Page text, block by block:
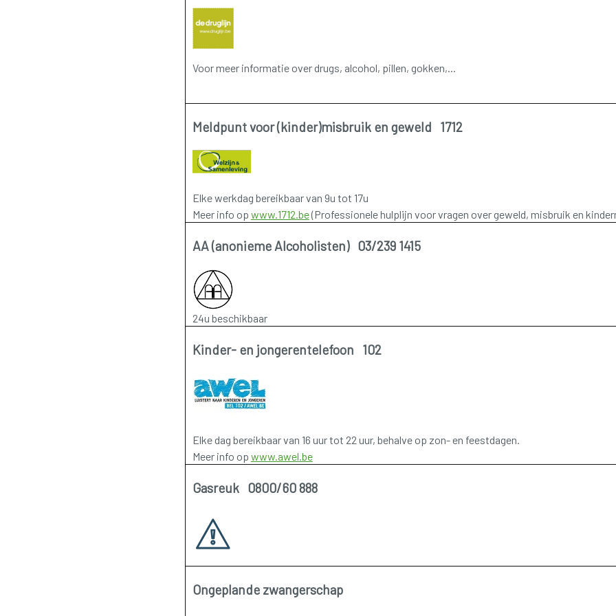
Voor meer informatie over drugs, alcohol, pillen, gokken,...
Meldpunt voor (kinder)misbruik en geweld 1712
Elke werkdag bereikbaar van 9u tot 17u
Meer info op www.1712.be(Professionele hulplijn voor vragen over geweld, misbruik en
AA (anonieme Alcoholisten) 03/239 1415
24u beschikbaar
Kinder- en jongerentelefoon 102
Elke dag bereikbaar van 16 uur tot 22 uur, behalve op zon- en feestdagen.
Meer info op www.awel.be
Gasreuk 0800/60 888
Ongeplande zwangerschap